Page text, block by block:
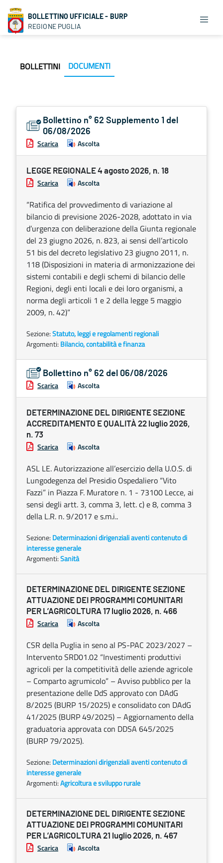
BOLLETTINO UFFICIALE - BURP
REGIONE PUGLIA
BOLLETTINI DOCUMENTI
Bollettino n° 62 Supplemento 1 del
06/08/2026
Scarica Ascolta
LEGGE REGIONALE 4 agosto 2026, n. 18
Scarica Ascolta
“Ratifica del provvedimento di variazione al
bilancio di previsione 2026-2028, adottato in via
d’urgenza con deliberazione della Giunta regionale
del 23 giugno 2026, n. 823, ai sensi dell’articolo
51 bis del decreto legislativo 23 giugno 2011, n.
118 (Disposizioni in materia di armonizzazione dei
sistemi contabili e degli schemi di bilancio delle
Regioni, degli enti locali e dei loro organismi, a
norma degli articoli 1 e 2 della legge 5 maggio
2009, n. 42)”
Sezione:Statuto, leggi e regolamenti regionali
Argomenti: Bilancio, contabilità e finanza
Bollettino n° 62 del 06/08/2026
Scarica Ascolta
DETERMINAZIONE DEL DIRIGENTE SEZIONE
ACCREDITAMENTO E QUALITÀ 22 luglio 2026,
n. 73
Scarica Ascolta
ASL LE. Autorizzazione all’esercizio della U.O.S. di
Lungodegenza del Presidio Ospedaliero “Vito
Fazzi” in Piazza F. Muratore n. 1 - 73100 Lecce, ai
sensi degli artt. 3, comma 3, lett. c) e 8, comma 3
della L.R. n. 9/2017 e s.m.i..
Sezione: Determinazioni dirigenziali aventi contenuto di
interesse generale
Argomenti:Sanità
DETERMINAZIONE DEL DIRIGENTE SEZIONE
ATTUAZIONE DEI PROGRAMMI COMUNITARI
PER L’AGRICOLTURA 17 luglio 2026, n. 466
Scarica Ascolta
CSR della Puglia in seno al PS-PAC 2023/2027 –
Intervento SRD01.02 “Investimenti produttivi
agricoli per la competitività delle aziende agricole
– Comparto agrumicolo” – Avviso pubblico per la
presentazione delle DdS approvato con DAdG
8/2025 (BURP 15/2025) e consolidato con DAdG
41/2025 (BURP 49/2025) – Aggiornamento della
graduatoria approvata con DDSA 645/2025
(BURP 79/2025).
Sezione: Determinazioni dirigenziali aventi contenuto di
interesse generale
Argomenti:Agricoltura e sviluppo rurale
DETERMINAZIONE DEL DIRIGENTE SEZIONE
ATTUAZIONE DEI PROGRAMMI COMUNITARI
PER L’AGRICOLTURA 21 luglio 2026, n. 467
Scarica Ascolta